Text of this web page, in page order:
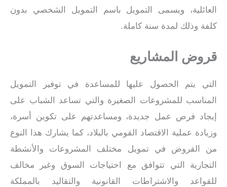
العائلية، ويسمى التمويل باسم التمويل الشخصي بدون
كلفة وذلك لمدة سنة كاملة.
قروض المشاريع
التي يتم الحصول عليها للمساعدة في توفير التمويل
المناسب للمشروعات الصغيرة والتي تساعد الشباب على
إيجاد فرص عمل جديدة، ومساعدتهم على تكوين أسرة،
وزيادة عملية الاقتصاد القومي بالبلاد، كما يشارك هذا النوع
من القروض في تمويل مختلف المشروعات والأنشطة
التجارية التي تتوافق مع احتياجات السوق وغير مخالف
للقواعد والاشتراطات القانونية والتقاليد بالمملكة